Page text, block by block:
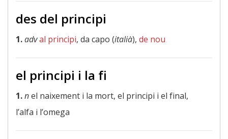
des del principi
1.adval principi, da capo (italià), de nou
el principi i la fi
1.nel naixement i la mort, el principi i el final,
l’alfa i l’omega